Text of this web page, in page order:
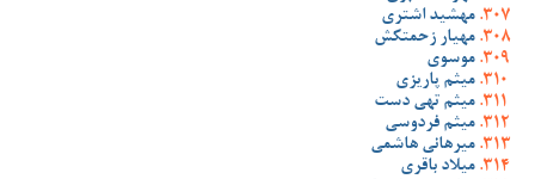
مهشید اشتری
مهیار زحمتکش
موسوی
میثم پاریزی
میثم تهی دست
میثم فردوسی
میرهانی هاشمی
میلاد باقری